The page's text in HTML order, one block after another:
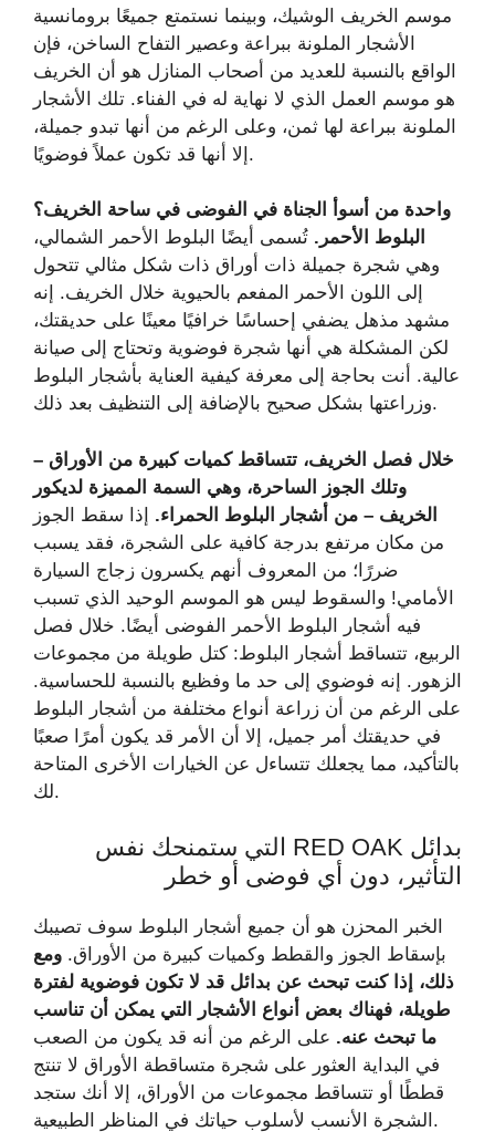
موسم الخريف الوشيك، وبينما نستمتع جميعًا برومانسية
الأشجار الملونة ببراعة وعصير التفاح الساخن، فإن
الواقع بالنسبة للعديد من أصحاب المنازل هو أن الخريف
هو موسم العمل الذي لا نهاية له في الفناء. تلك الأشجار
الملونة ببراعة لها ثمن، وعلى الرغم من أنها تبدو جميلة،
إلا أنها قد تكون عملاً فوضويًا.
واحدة من أسوأ الجناة في الفوضى في ساحة الخريف؟
البلوط الأحمر. تُسمى أيضًا البلوط الأحمر الشمالي،
وهي شجرة جميلة ذات أوراق ذات شكل مثالي تتحول
إلى اللون الأحمر المفعم بالحيوية خلال الخريف. إنه
مشهد مذهل يضفي إحساسًا خرافيًا معينًا على حديقتك،
لكن المشكلة هي أنها شجرة فوضوية وتحتاج إلى صيانة
عالية. أنت بحاجة إلى معرفة كيفية العناية بأشجار البلوط
وزراعتها بشكل صحيح بالإضافة إلى التنظيف بعد ذلك.
خلال فصل الخريف، تتساقط كميات كبيرة من الأوراق –
وتلك الجوز الساحرة، وهي السمة المميزة لديكور
الخريف – من أشجار البلوط الحمراء. إذا سقط الجوز
من مكان مرتفع بدرجة كافية على الشجرة، فقد يسبب
ضررًا؛ من المعروف أنهم يكسرون زجاج السيارة
الأمامي! والسقوط ليس هو الموسم الوحيد الذي تسبب
فيه أشجار البلوط الأحمر الفوضى أيضًا. خلال فصل
الربيع، تتساقط أشجار البلوط: كتل طويلة من مجموعات
الزهور. إنه فوضوي إلى حد ما وفظيع بالنسبة للحساسية.
على الرغم من أن زراعة أنواع مختلفة من أشجار البلوط
في حديقتك أمر جميل، إلا أن الأمر قد يكون أمرًا صعبًا
بالتأكيد، مما يجعلك تتساءل عن الخيارات الأخرى المتاحة
لك.
بدائل RED OAK التي ستمنحك نفس
التأثير، دون أي فوضى أو خطر
الخبر المحزن هو أن جميع أشجار البلوط سوف تصيبك
بإسقاط الجوز والقطط وكميات كبيرة من الأوراق. ومع
ذلك، إذا كنت تبحث عن بدائل قد لا تكون فوضوية لفترة
طويلة، فهناك بعض أنواع الأشجار التي يمكن أن تناسب
ما تبحث عنه. على الرغم من أنه قد يكون من الصعب
في البداية العثور على شجرة متساقطة الأوراق لا تنتج
قططًا أو تتساقط مجموعات من الأوراق، إلا أنك ستجد
الشجرة الأنسب لأسلوب حياتك في المناظر الطبيعية.